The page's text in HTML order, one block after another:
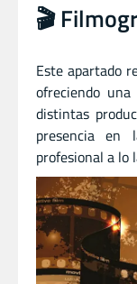
🎬
Este apartado
ofreciendo
distintas
presencia en
profesional a lo